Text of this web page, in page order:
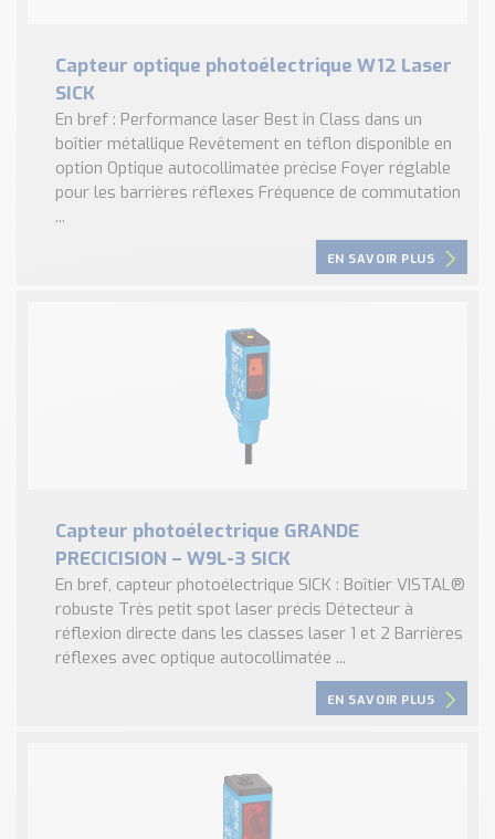
Capteur optique photoélectrique W12 Laser
SICK
En bref : Performance laser Best in Class dans un
boîtier métallique Revêtement en téflon disponible en
option Optique autocollimatée précise Foyer réglable
pour les barrières réflexes Fréquence de commutation
...
EN SAVOIR PLUS
Capteur photoélectrique GRANDE
PRECICISION – W9L-3 SICK
En bref, capteur photoélectrique SICK : Boîtier VISTAL®
robuste Très petit spot laser précis Détecteur à
réflexion directe dans les classes laser 1 et 2 Barrières
réflexes avec optique autocollimatée ...
EN SAVOIR PLUS